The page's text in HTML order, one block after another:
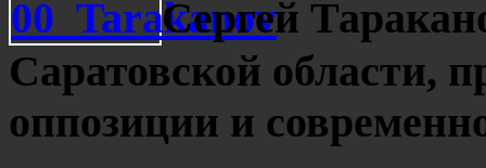
Сергей
Саратовской области,
оппозиции и